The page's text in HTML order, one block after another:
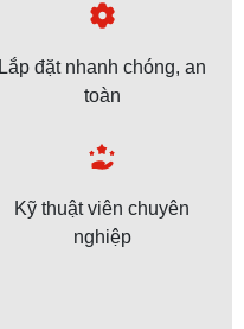
Lắp đặt nhanh chóng, an
toàn
Kỹ thuật viên chuyên
nghiệp